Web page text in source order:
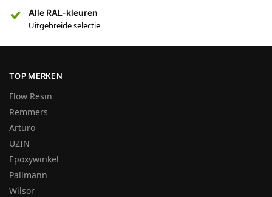
Alle RAL-kleuren
Uitgebreide selectie
TOP MERKEN
Flow Resin
Remmers
Arturo
UZIN
Epoxywinkel
Pallmann
Wilsor